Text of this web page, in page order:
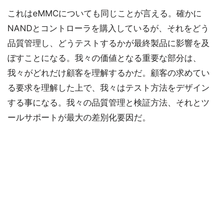
これはeMMCについても同じことが言える。確かに
NANDとコントローラを購入しているが、それをどう
品質管理し、どうテストするかが最終製品に影響を及
ぼすことになる。我々の価値となる重要な部分は、
我々がどれだけ顧客を理解するかだ。顧客の求めてい
る要求を理解した上で、我々はテスト方法をデザイン
する事になる。我々の品質管理と検証方法、それとツ
ールサポートが最大の差別化要因だ。